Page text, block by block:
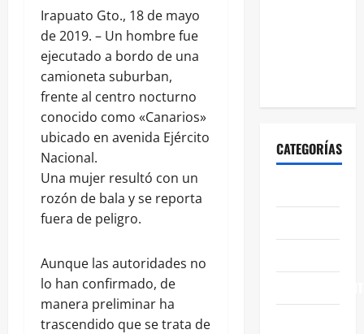
Irapuato Gto., 18 de mayo
de 2019. – Un hombre fue
ejecutado a bordo de una
camioneta suburban,
frente al centro nocturno
conocido como «Canarios»
ubicado en avenida Ejército
Nacional.
Una mujer resultó con un
rozón de bala y se reporta
fuera de peligro.
Aunque las autoridades no
lo han confirmado, de
manera preliminar ha
trascendido que se trata de
CATEGORÍAS